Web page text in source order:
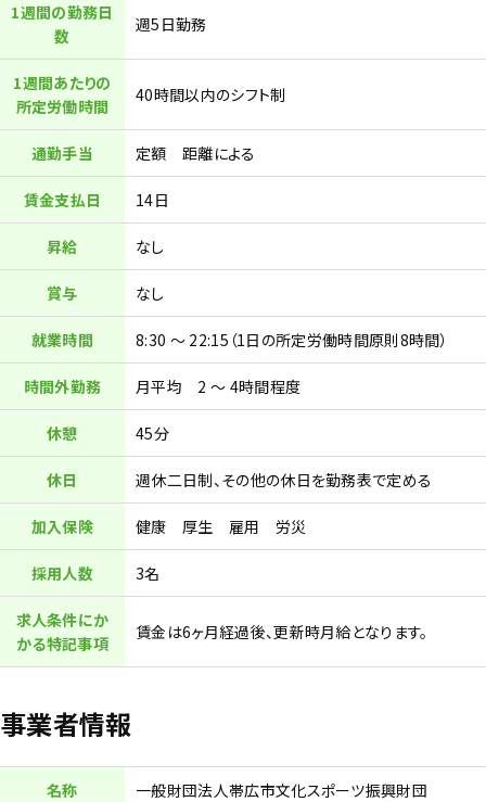
1週間の勤務日
数
週5日勤務
1週間あたりの
所定労働時間
40時間以内のシフト制
通勤手当 定額 距離による
賃金支払日 14日
昇給 なし
賞与 なし
就業時間 8:30 ～ 22:15（1日の所定労働時間原則8時間）
時間外勤務 月平均 2 ～ 4時間程度
休憩 45分
休日 週休二日制、その他の休日を勤務表で定める
加入保険 健康 厚生 雇用 労災
採用人数 3名
求人条件にか
かる特記事項
賃金は6ヶ月経過後、更新時月給となります。
事業者情報
名称 一般財団法人帯広市文化スポーツ振興財団